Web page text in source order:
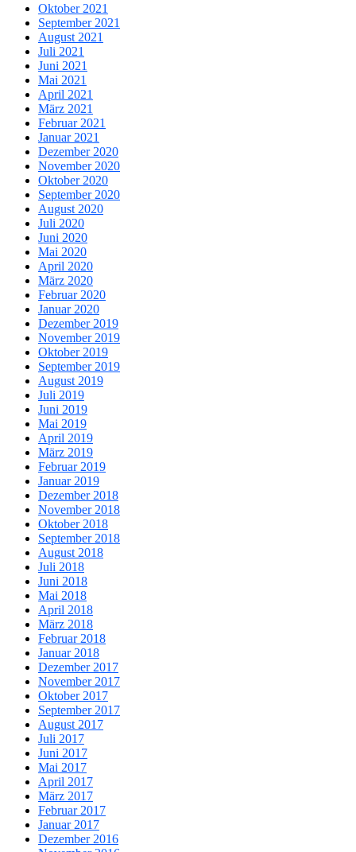
Oktober 2021
September 2021
August 2021
Juli 2021
Juni 2021
Mai 2021
April 2021
März 2021
Februar 2021
Januar 2021
Dezember 2020
November 2020
Oktober 2020
September 2020
August 2020
Juli 2020
Juni 2020
Mai 2020
April 2020
März 2020
Februar 2020
Januar 2020
Dezember 2019
November 2019
Oktober 2019
September 2019
August 2019
Juli 2019
Juni 2019
Mai 2019
April 2019
März 2019
Februar 2019
Januar 2019
Dezember 2018
November 2018
Oktober 2018
September 2018
August 2018
Juli 2018
Juni 2018
Mai 2018
April 2018
März 2018
Februar 2018
Januar 2018
Dezember 2017
November 2017
Oktober 2017
September 2017
August 2017
Juli 2017
Juni 2017
Mai 2017
April 2017
März 2017
Februar 2017
Januar 2017
Dezember 2016